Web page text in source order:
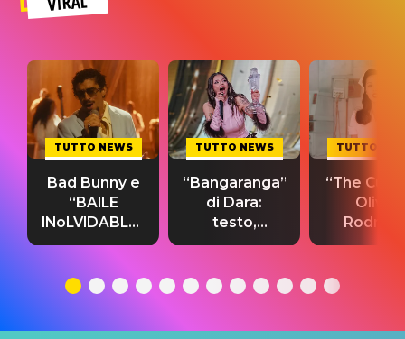
TUTTO NEWS
Bad Bunny e
“BAILE
INoLVIDABLE”:
testo,
significato
TUTTO NEWS
“Bangaranga”
di Dara:
testo,
traduzione e
del singolo
TUTTO
“The
Olivia
testo,